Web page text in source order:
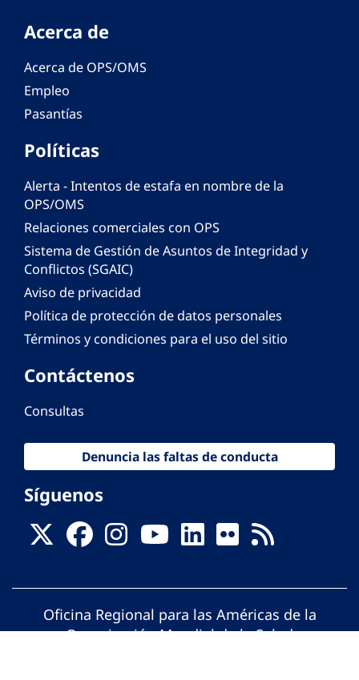
Acerca de
Acerca de OPS/OMS
Empleo
Pasantías
Políticas
Alerta - Intentos de estafa en nombre de la
OPS/OMS
Relaciones comerciales con OPS
Sistema de Gestión de Asuntos de Integridad y
Conflictos (SGAIC)
Aviso de privacidad
Política de protección de datos personales
Términos y condiciones para el uso del sitio
Contáctenos
Consultas
Denuncia las faltas de conducta
Síguenos
Oficina Regional para las Américas de la
Organización Mundial de la Salud